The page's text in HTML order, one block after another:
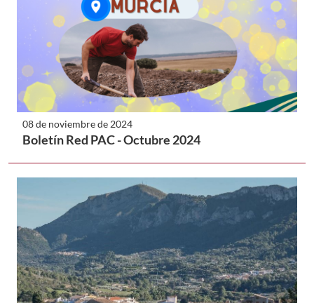
08 de noviembre de 2024
Boletín Red PAC - Octubre 2024